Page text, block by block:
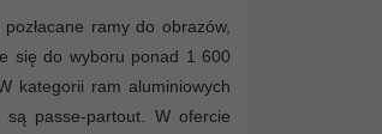
ramy do obrazów,
się do wyboru ponad 1 600
kategorii ram aluminiowych
passe-partout. W ofercie